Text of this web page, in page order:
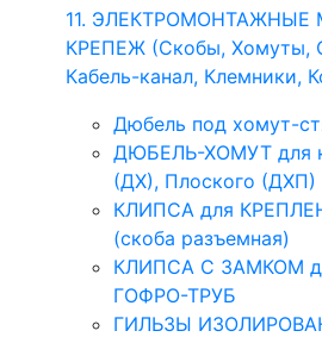
11. ЭЛЕКТРОМОНТАЖНЫЕ
КРЕПЕЖ (Скобы, Хомуты,
Кабель-канал, Клемники,
Дюбель под хомут-
ДЮБЕЛЬ-ХОМУТ для
(ДХ), Плоского (ДХП)
КЛИПСА для
(скоба разъемная)
КЛИПСА С ЗАМКОМ
ГОФРО-ТРУБ
ГИЛЬЗЫ